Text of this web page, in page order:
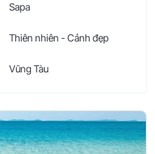
Sapa
Thiên nhiên - Cảnh đẹp
Vũng Tàu